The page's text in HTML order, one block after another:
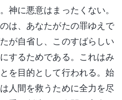
神に悪意はまったくない。
は、あなたがたの罪ゆえで
が自省し、このすばらしい
するためである。これはみ
を目的として行われる。始
人間を救うために全力を尽